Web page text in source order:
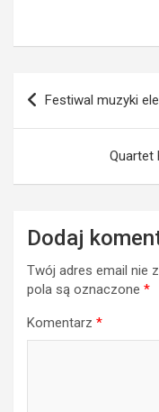
Nawigacja
wpisu
Festiwal muzyki
Quartet
Dodaj
Twój adres email nie
pola są oznaczone *
Komentarz *